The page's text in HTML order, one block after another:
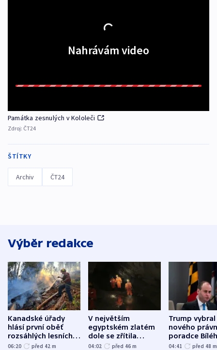
Nahrávám video
Památka zesnulých v Kololeči
Zdroj: ČT24
ŠTÍTKY
Archiv ČT24
Výběr redakce
Kanadské úřady
hlásí první oběť
rozsáhlých lesních
požárů
06:20 před 42 m
V největším
egyptském zlatém
dole se zřítila
hornina, jeden
04:02 před 46 m
Trump vybral
nového
poradce
domu
04:41 před 48 m